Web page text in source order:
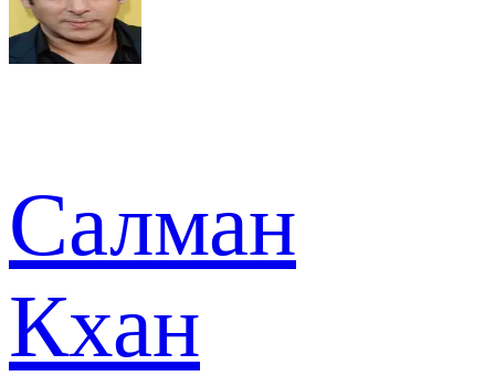
Салман
Кхан